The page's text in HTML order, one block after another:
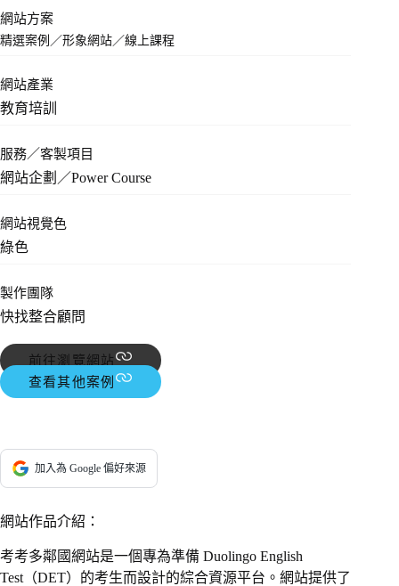
加入為 Google 偏好來源
網站作品介紹：
考考多鄰國網站是一個專為準備 Duolingo English
Test（DET）的考生而設計的綜合資源平台。網站提供了
網站方案
精選案例 ／形象網站／線上課程
網站產業
教育培訓
服務／客製項目
網站企劃／Power Course
網站視覺色
綠色
製作團隊
快找整合顧問
前往瀏覽網站
查看其他案例